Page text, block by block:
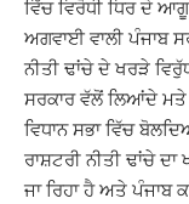
ਵਿੱਚ ਵਿਰੋਧੀ ਧਿਰ ਦੇ ਆਗੂ
ਅਗਵਾਈ ਵਾਲੀ ਪੰਜਾਬ
ਨੀਤੀ ਢਾਂਚੇ ਦੇ ਖਰੜੇ
ਸਰਕਾਰ ਵੱਲੋਂ ਲਿਆਂਦੇ ਮਤੇ
ਵਿਧਾਨ ਸਭਾ ਵਿੱਚ
ਰਾਸ਼ਟਰੀ ਨੀਤੀ ਢਾਂਚੇ
ਜਾ ਰਿਹਾ ਹੈ ਅਤੇ ਪੰਜਾਬ